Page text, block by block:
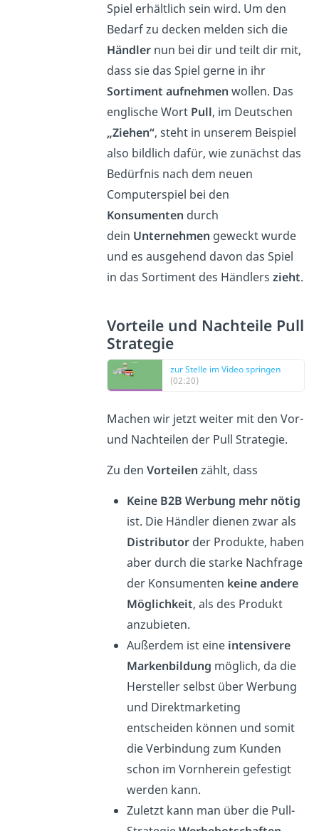
Spiel erhältlich sein wird. Um den
Bedarf zu decken melden sich die
Händlernun bei dir und teilt dir mit,
dass sie das Spiel gerne in ihr
Sortiment aufnehmen wollen. Das
englische Wort Pull, im Deutschen
„Ziehen“, steht in unserem Beispiel
also bildlich dafür, wie zunächst das
Bedürfnis nach dem neuen
Computerspiel bei den
Konsumenten durch
dein Unternehmen geweckt wurde
und es ausgehend davon das Spiel
in das Sortiment des Händlers zieht.
Vorteile und Nachteile Pull
Strategie
zur Stelle im Video springen
(02:20)
Machen wir jetzt weiter mit den Vor-
und Nachteilen der Pull Strategie.
Zu den Vorteilen zählt, dass
Keine B2B Werbung mehr nötig
ist. Die Händler dienen zwar als
Distributorder Produkte, haben
aber durch die starke Nachfrage
der Konsumenten keine andere
Möglichkeit, als des Produkt
anzubieten.
Außerdem ist eine intensivere
Markenbildung möglich, da die
Hersteller selbst über Werbung
und Direktmarketing
entscheiden können und somit
die Verbindung zum Kunden
schon im Vornherein gefestigt
werden kann.
Zuletzt kann man über die Pull-